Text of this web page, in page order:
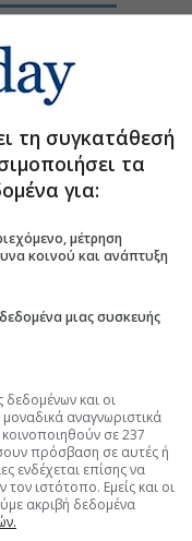
τη συγκατάθεσή
τα
για:
μέτρηση
κοινού και ανάπτυξη
μιας συσκευής
και οι
αναγνωριστικά
σε 237
πρόσβαση σε αυτές ή
ενδέχεται επίσης να
ιστότοπο. Εμείς και οι
ακριβή δεδομένα